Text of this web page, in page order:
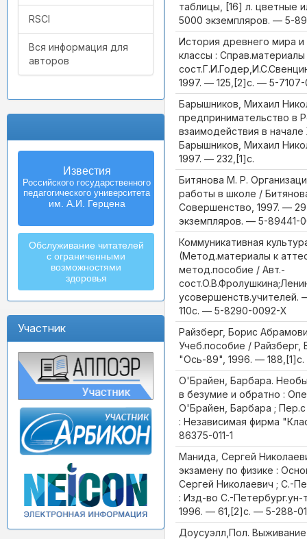
RSCI
Вся информация для
авторов
Izvestia:
Herzen University
Journal of
Humanities & Sciences
Обслуживание читателей
с ограниченными
возможностями
здоровья
Участник
таблицы, [16] л. цветные
5000 экземпляров. — 5-
История древнего мира
классы :
1997. — 125,[2]с. — 5-
Барышников, Михаил
предпринимательство в
взаимодействия в
Барышников, Михаил
1997. — 232,[1]с.
Битянова М. Р.
работы в школе /
Совершенство, 1997. —
экземпляров. — 5-89441-
Коммуникативная
(Метод.материалы к
метод.пособие / Авт.-
110с. — 5-8290-0092-Х
Райзберг, Борис
Учеб.пособие /
"Ось-89", 1996. —
О'Брайен, Барбара.
в безумие и обратно :
О'Брайен, Барбара ;
: Независимая фирма
86375-011-1
Манида, Сергей
экзамену по физике :
Сергей Николаевич ; С.-
: Изд-во С.-Петербург.ун-
1996. — 61,[2]с. — 5-288-
Доусуэлл,Пол.